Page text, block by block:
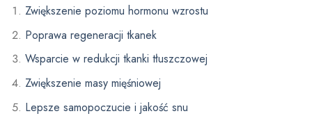
Zwiększenie poziomu hormonu wzrostu
Poprawa regeneracji tkanek
Wsparcie w redukcji tkanki tłuszczowej
Zwiększenie masy mięśniowej
Lepsze samopoczucie i jakość snu